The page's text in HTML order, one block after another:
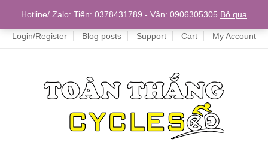
Home
Login/Register Blog posts Support Cart My Account
Hotline/ Zalo: Tiến: 0378431789 - Vân: 0906305305 Bỏ qua